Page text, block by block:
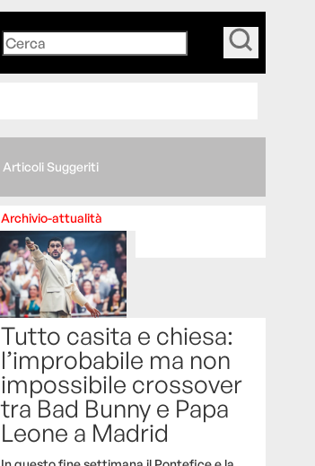
Articoli Suggeriti
Archivio-attualità
Tutto casita e chiesa:
l’improbabile ma non
impossibile crossover
tra Bad Bunny e Papa
Leone a Madrid